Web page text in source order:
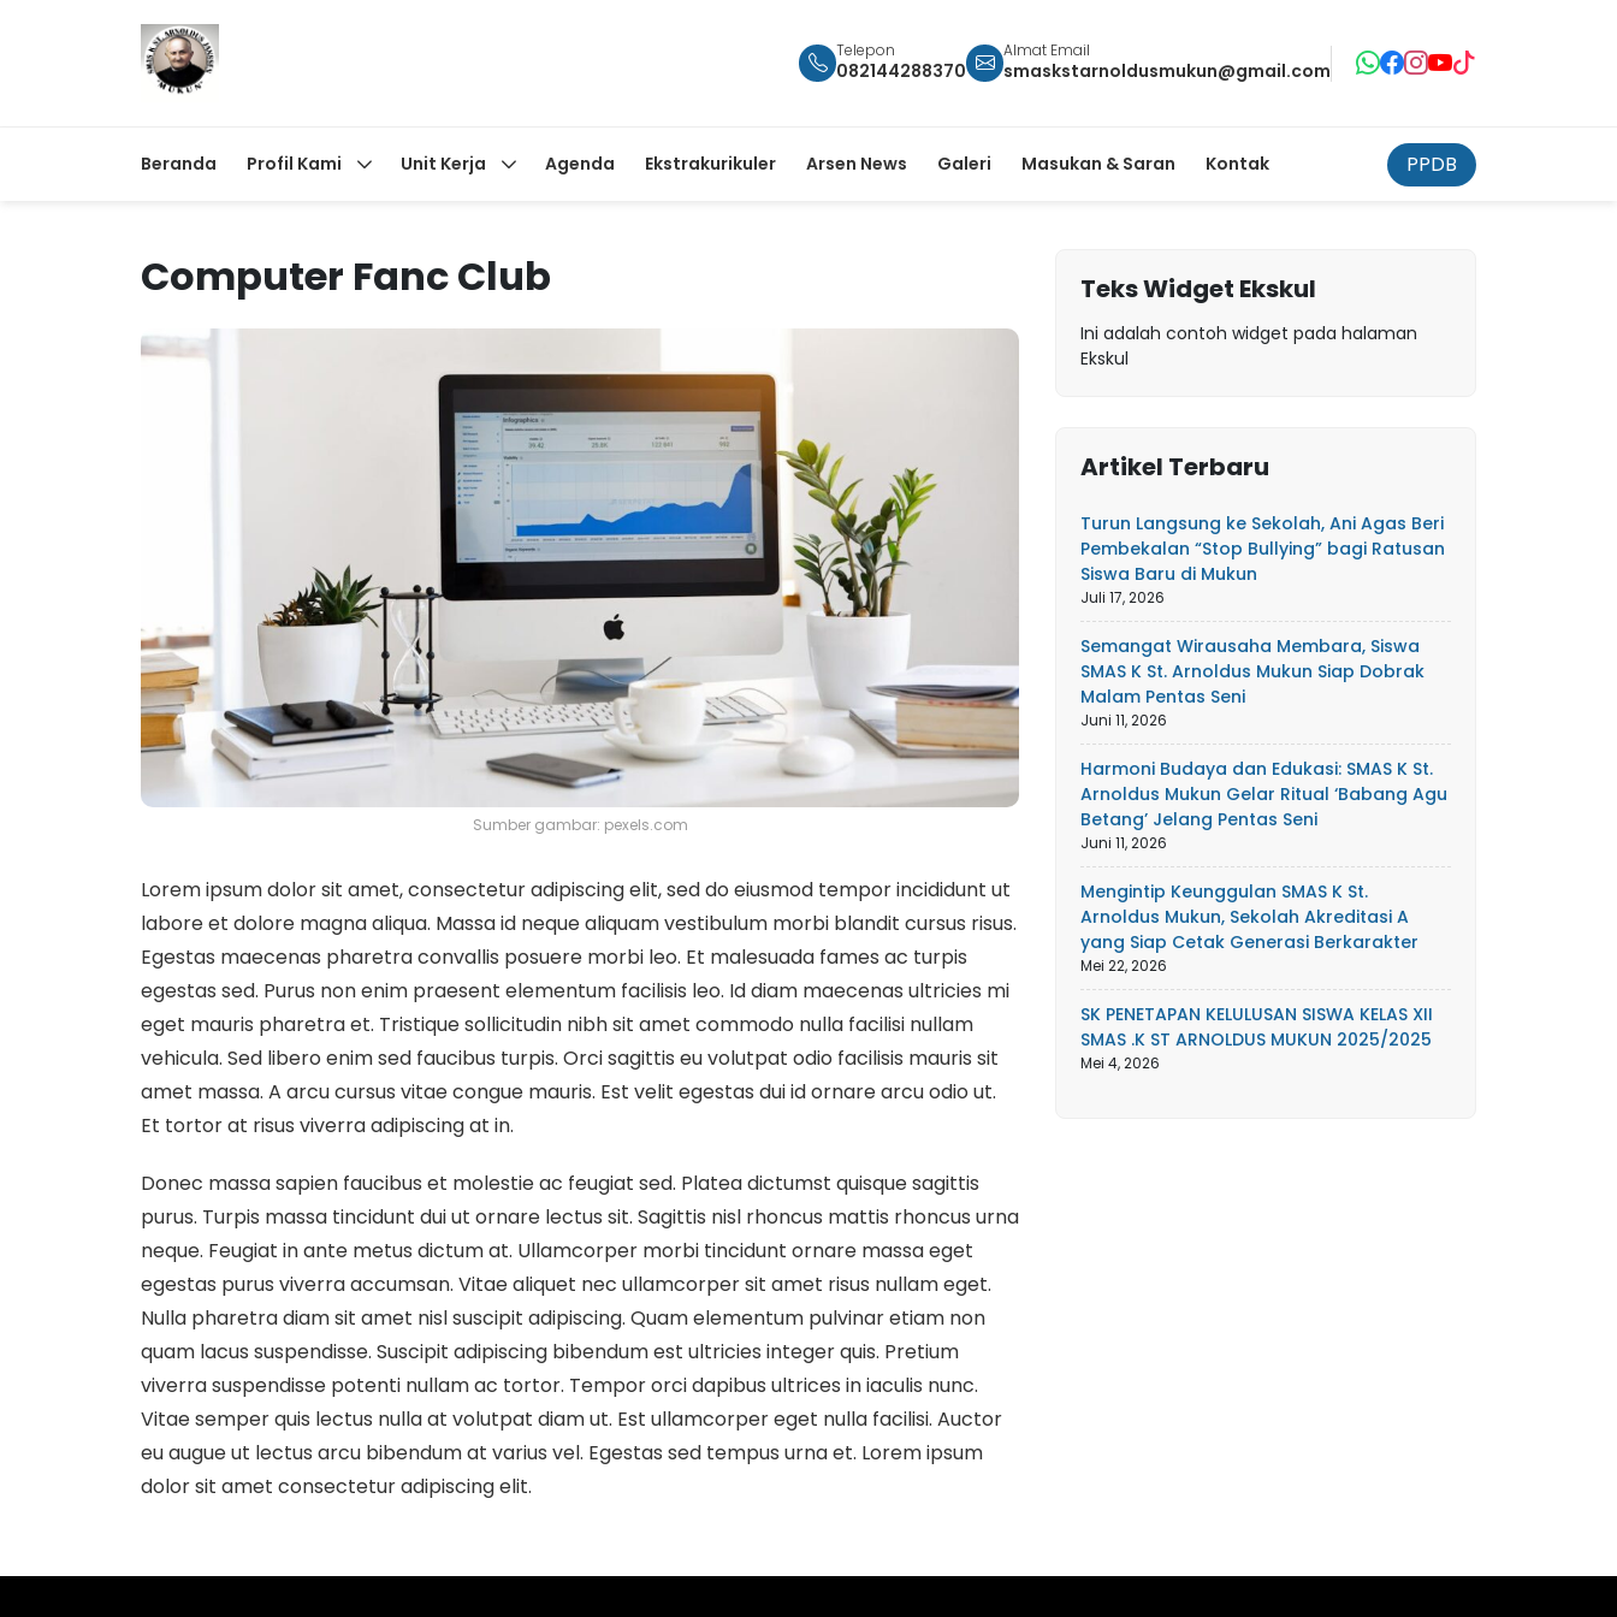
Telepon
082144288370
Almat Email
smaskstarnoldusmukun@gmail.com
Beranda Profil Kami Unit Kerja Agenda Ekstrakurikuler Arsen News Galeri Masukan & Saran Kontak PPDB
Computer Fanc Club
Sumber gambar: pexels.com
Lorem ipsum dolor sit amet, consectetur adipiscing elit, sed do eiusmod tempor incididunt ut
labore et dolore magna aliqua. Massa id neque aliquam vestibulum morbi blandit cursus risus.
Egestas maecenas pharetra convallis posuere morbi leo. Et malesuada fames ac turpis
egestas sed. Purus non enim praesent elementum facilisis leo. Id diam maecenas ultricies mi
eget mauris pharetra et. Tristique sollicitudin nibh sit amet commodo nulla facilisi nullam
vehicula. Sed libero enim sed faucibus turpis. Orci sagittis eu volutpat odio facilisis mauris sit
amet massa. A arcu cursus vitae congue mauris. Est velit egestas dui id ornare arcu odio ut.
Et tortor at risus viverra adipiscing at in.
Donec massa sapien faucibus et molestie ac feugiat sed. Platea dictumst quisque sagittis
purus. Turpis massa tincidunt dui ut ornare lectus sit. Sagittis nisl rhoncus mattis rhoncus urna
neque. Feugiat in ante metus dictum at. Ullamcorper morbi tincidunt ornare massa eget
egestas purus viverra accumsan. Vitae aliquet nec ullamcorper sit amet risus nullam eget.
Nulla pharetra diam sit amet nisl suscipit adipiscing. Quam elementum pulvinar etiam non
quam lacus suspendisse. Suscipit adipiscing bibendum est ultricies integer quis. Pretium
viverra suspendisse potenti nullam ac tortor. Tempor orci dapibus ultrices in iaculis nunc.
Vitae semper quis lectus nulla at volutpat diam ut. Est ullamcorper eget nulla facilisi. Auctor
eu augue ut lectus arcu bibendum at varius vel. Egestas sed tempus urna et. Lorem ipsum
dolor sit amet consectetur adipiscing elit.
Teks Widget Ekskul
Ini adalah contoh widget pada halaman
Ekskul
Artikel Terbaru
Turun Langsung ke Sekolah, Ani Agas Beri
Pembekalan “Stop Bullying” bagi Ratusan
Siswa Baru di Mukun
Juli 17, 2026
Semangat Wirausaha Membara, Siswa
SMAS K St. Arnoldus Mukun Siap Dobrak
Malam Pentas Seni
Juni 11, 2026
Harmoni Budaya dan Edukasi: SMAS K St.
Arnoldus Mukun Gelar Ritual ‘Babang Agu
Betang’ Jelang Pentas Seni
Juni 11, 2026
Mengintip Keunggulan SMAS K St.
Arnoldus Mukun, Sekolah Akreditasi A
yang Siap Cetak Generasi Berkarakter
Mei 22, 2026
SK PENETAPAN KELULUSAN SISWA KELAS XII
SMAS .K ST ARNOLDUS MUKUN 2025/2025
Mei 4, 2026